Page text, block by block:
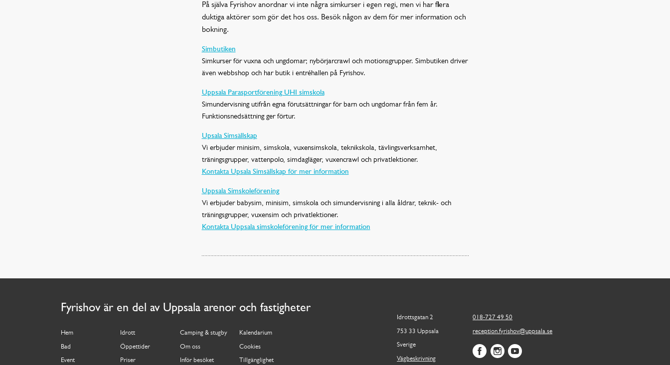
På själva Fyrishov anordnar vi inte några simkurser i egen regi, men vi har flera
duktiga aktörer som gör det hos oss. Besök någon av dem för mer information och
bokning.
Simbutiken
Simkurser för vuxna och ungdomar; nybörjarcrawl och motionsgrupper. Simbutiken driver
även webbshop och har butik i entréhallen på Fyrishov.
Uppsala Parasportförening UHI simskola
Simundervisning utifrån egna förutsättningar för barn och ungdomar från fem år.
Funktionsnedsättning ger förtur.
Upsala Simsällskap
Vi erbjuder minisim, simskola, vuxensimskola, teknikskola, tävlingsverksamhet,
träningsgrupper, vattenpolo, simdagläger, vuxencrawl och privatlektioner.
Kontakta Upsala Simsällskap för mer information
Uppsala Simskoleförening
Vi erbjuder babysim, minisim, simskola och simundervisning i alla åldrar, teknik- och
träningsgrupper, vuxensim och privatlektioner.
Kontakta Uppsala simskoleförening för mer information
Fyrishov är en del av Uppsala arenor och fastigheter
Hem
Bad
Event
Idrott
Öppettider
Priser
Camping & stugby
Om oss
Inför besöket
Kalendarium
Cookies
Tillgänglighet
Idrottsgatan 2
753 33 Uppsala
Sverige
Vägbeskrivning
018-727 49 50
reception.fyrishov@uppsala.se